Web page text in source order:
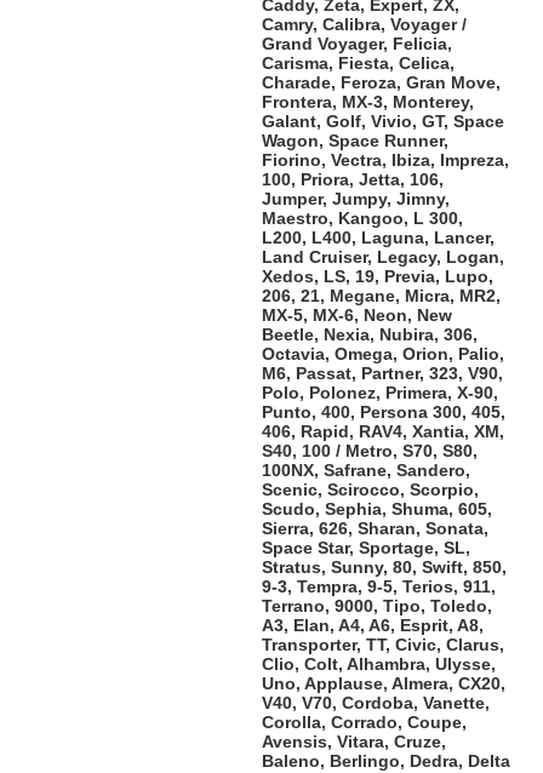
Caddy, Zeta, Expert, ZX,
Camry, Calibra, Voyager /
Grand Voyager, Felicia,
Carisma, Fiesta, Celica,
Charade, Feroza, Gran Move,
Frontera, MX-3, Monterey,
Galant, Golf, Vivio, GT, Space
Wagon, Space Runner,
Fiorino, Vectra, Ibiza, Impreza,
100, Priora, Jetta, 106,
Jumper, Jumpy, Jimny,
Maestro, Kangoo, L 300,
L200, L400, Laguna, Lancer,
Land Cruiser, Legacy, Logan,
Xedos, LS, 19, Previa, Lupo,
206, 21, Megane, Micra, MR2,
MX-5, MX-6, Neon, New
Beetle, Nexia, Nubira, 306,
Octavia, Omega, Orion, Palio,
M6, Passat, Partner, 323, V90,
Polo, Polonez, Primera, X-90,
Punto, 400, Persona 300, 405,
406, Rapid, RAV4, Xantia, XM,
S40, 100 / Metro, S70, S80,
100NX, Safrane, Sandero,
Scenic, Scirocco, Scorpio,
Scudo, Sephia, Shuma, 605,
Sierra, 626, Sharan, Sonata,
Space Star, Sportage, SL,
Stratus, Sunny, 80, Swift, 850,
9-3, Tempra, 9-5, Terios, 911,
Terrano, 9000, Tipo, Toledo,
A3, Elan, A4, A6, Esprit, A8,
Transporter, TT, Civic, Clarus,
Clio, Colt, Alhambra, Ulysse,
Uno, Applause, Almera, CX20,
V40, V70, Cordoba, Vanette,
Corolla, Corrado, Coupe,
Avensis, Vitara, Cruze,
Baleno, Berlingo, Dedra, Delta